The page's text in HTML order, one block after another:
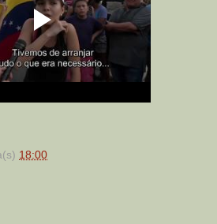
18:00